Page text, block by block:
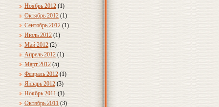
Ноябрь 2012 (1)
Октябрь 2012 (1)
Сентябрь 2012 (1)
Июль 2012 (1)
Май 2012 (2)
Апрель 2012 (1)
Март 2012 (5)
Февраль 2012 (1)
Январь 2012 (3)
Ноябрь 2011 (1)
Октябрь 2011 (3)